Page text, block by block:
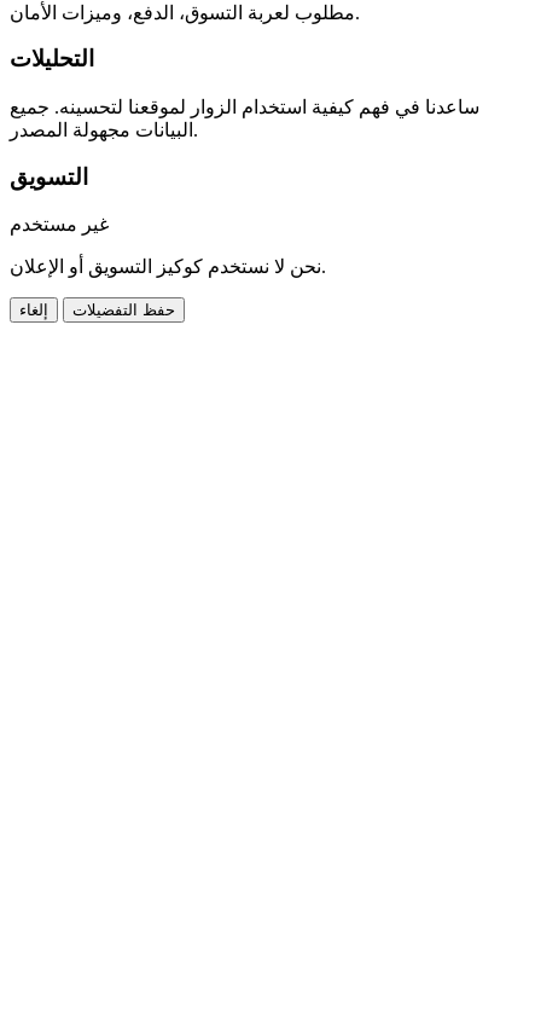
مطلوب لعربة التسوق، الدفع، وميزات الأمان.
التحليلات
ساعدنا في فهم كيفية استخدام الزوار لموقعنا لتحسينه. جميع
البيانات مجهولة المصدر.
التسويق
غير مستخدم
نحن لا نستخدم كوكيز التسويق أو الإعلان.
إلغاء حفظ التفضيلات